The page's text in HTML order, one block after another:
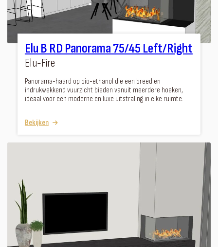
Elu B RD Panorama 75/45 Left/Right
Elu-Fire
Panorama-haard op bio-ethanol die een breed en
indrukwekkend vuurzicht bieden vanuit meerdere hoeken,
ideaal voor een moderne en luxe uitstraling in elke ruimte.
Bekijken